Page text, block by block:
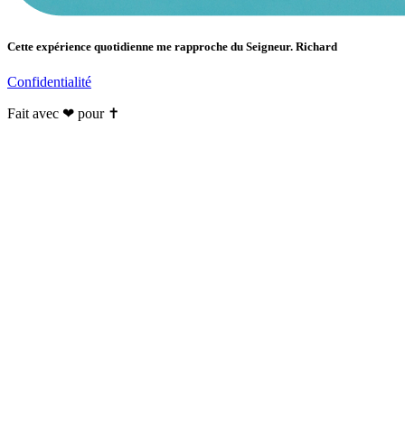
Cette expérience quotidienne me rapproche du Seigneur. Richard
Confidentialité
Fait avec ❤ pour ✝️️